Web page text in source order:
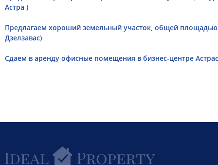
Астра )
Предлагаем хороший земельный участок, общей
Дзелзавас)
Cдаем в аренду офисные помещения в бизнес-центре